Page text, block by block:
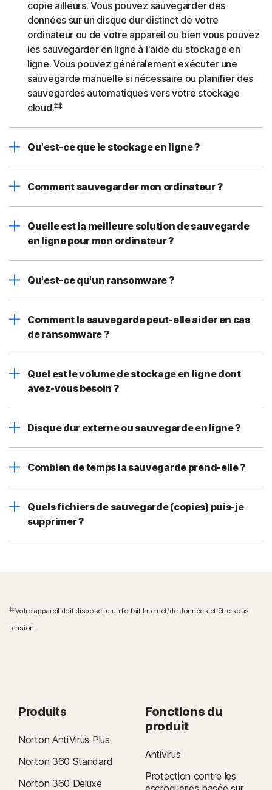
copie ailleurs. Vous pouvez sauvegarder des
données sur un disque dur distinct de votre
ordinateur ou de votre appareil ou bien vous pouvez
les sauvegarder en ligne à l'aide du stockage en
ligne. Vous pouvez généralement exécuter une
sauvegarde manuelle si nécessaire ou planifier des
sauvegardes automatiques vers votre stockage
cloud.‡‡
Qu'est-ce que le stockage en ligne ?
Comment sauvegarder mon ordinateur ?
Quelle est la meilleure solution de sauvegarde
en ligne pour mon ordinateur ?
Qu'est-ce qu'un ransomware ?
Comment la sauvegarde peut-elle aider en cas
de ransomware ?
Quel est le volume de stockage en ligne dont
avez-vous besoin ?
Disque dur externe ou sauvegarde en ligne ?
Combien de temps la sauvegarde prend-elle ?
Quels fichiers de sauvegarde (copies) puis-je
supprimer ?
‡‡Votre appareil doit disposer d'un forfait Internet/de données et être sous
tension.
Produits
Norton AntiVirus Plus
Norton 360 Standard
Norton 360 Deluxe
Fonctions du
produit
Antivirus
Protection contre les